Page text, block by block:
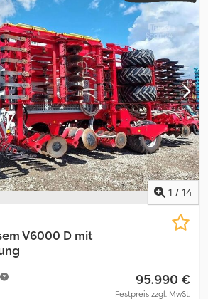
1 / 14
V6000 D mit
95.990 €
Festpreis zzgl. MwSt.